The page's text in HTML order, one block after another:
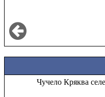
Чучело Кряква